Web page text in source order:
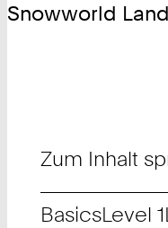
Snowworld
Zum Inhalt
BasicsLevel 1